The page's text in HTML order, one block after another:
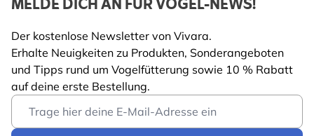
Der kostenlose Newsletter von Vivara.
Erhalte Neuigkeiten zu Produkten, Sonderangeboten
und Tipps rund um Vogelfütterung sowie 10 % Rabatt
auf deine erste Bestellung.
Email Address